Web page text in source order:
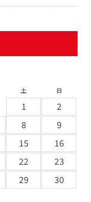
土 日
1
2
8
9
15
16
22
23
29
30